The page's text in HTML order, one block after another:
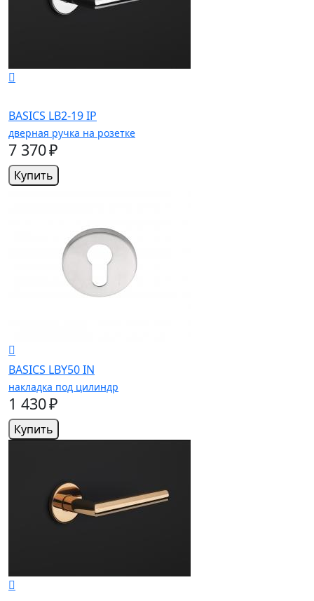
BASICS LB2-19 IP
дверная ручка на розетке
7 370 ₽
Купить
BASICS LBY50 IN
накладка под цилиндр
1 430 ₽
Купить